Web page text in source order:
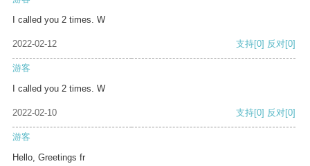
I called you 2 times. W
2022-02-12 支持[0] 反对[0]
游客
I called you 2 times. W
2022-02-10 支持[0] 反对[0]
游客
Hello, Greetings fr